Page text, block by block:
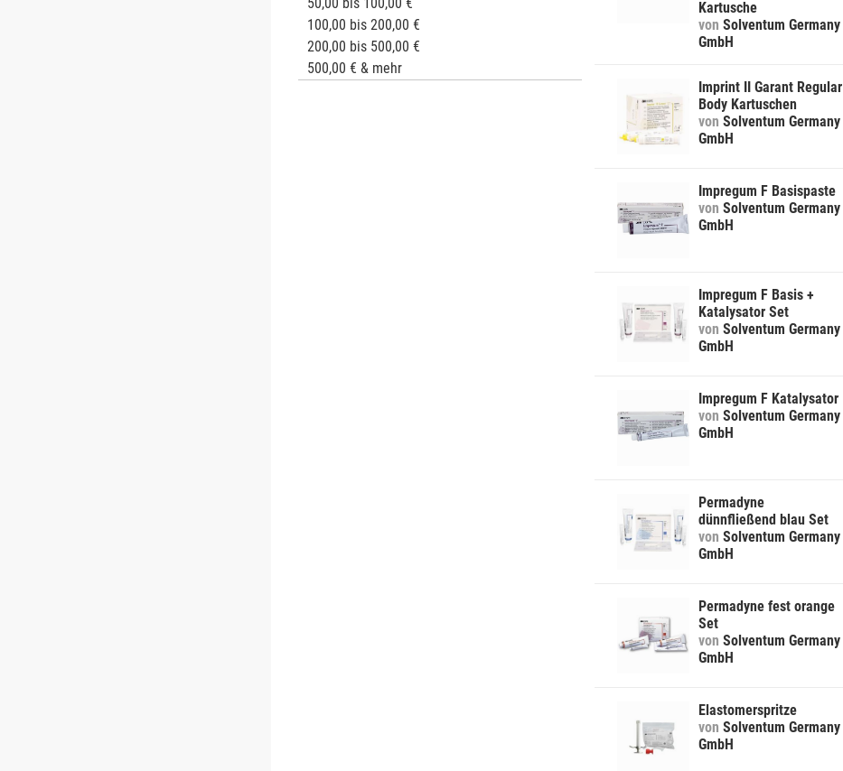
100,00 bis 200,00 €
200,00 bis 500,00 €
500,00 € & mehr
Kartusche
von Solventum Germany
GmbH
Imprint II Garant Regular
Body Kartuschen
von Solventum Germany
GmbH
Impregum F Basispaste
von Solventum Germany
GmbH
Impregum F Basis +
Katalysator Set
von Solventum Germany
GmbH
Impregum F Katalysator
von Solventum Germany
GmbH
Permadyne
dünnfließend blau Set
von Solventum Germany
GmbH
Permadyne fest orange
Set
von Solventum Germany
GmbH
Elastomerspritze
von Solventum Germany
GmbH